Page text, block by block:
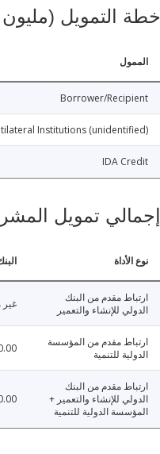
خطة التمويل (مليون
الممول
Borrower/Recipient
Institutions (unidentified)
IDA Credit
إجمالي تمويل
نوع الأداة
ارتباط مقدم من البنك
الدولي للإنشاء والتعمير
غير
ارتباط مقدم من المؤسسة
الدولية للتنمية
ارتباط مقدم من البنك
الدولي للإنشاء والتعمير +
المؤسسة الدولية للتنمية